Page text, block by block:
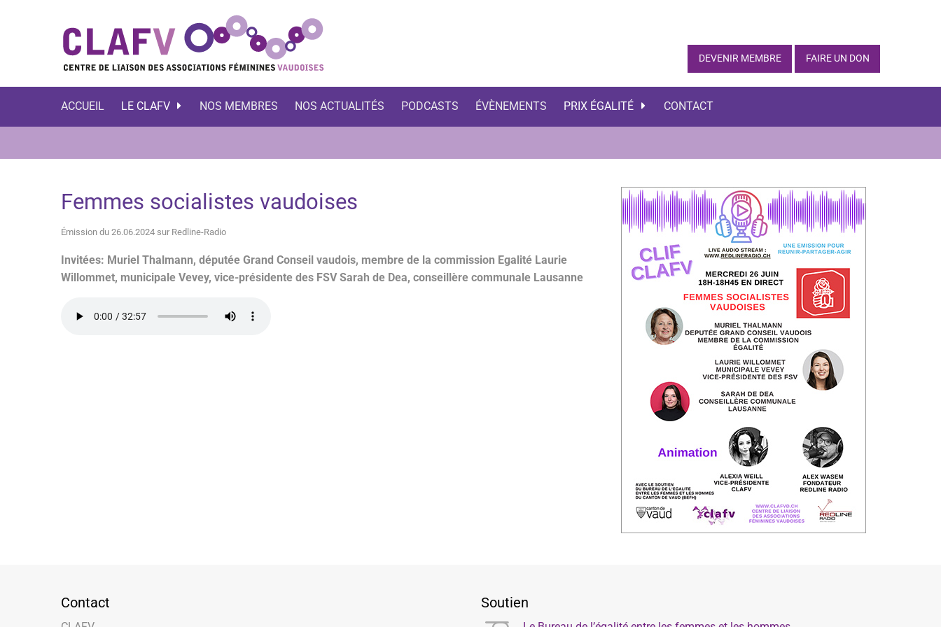
DEVENIR MEMBRE FAIRE UN DON
ACCUEIL LE CLAFV NOS MEMBRES NOS ACTUALITÉS PODCASTS ÉVÈNEMENTS PRIX ÉGALITÉ CONTACT
Femmes socialistes vaudoises
Émission du 26.06.2024 sur Redline-Radio
Invitées: Muriel Thalmann, députée Grand Conseil vaudois, membre de la commission Egalité Laurie
Willommet, municipale Vevey, vice-présidente des FSV Sarah de Dea, conseillère communale Lausanne
Contact Soutien